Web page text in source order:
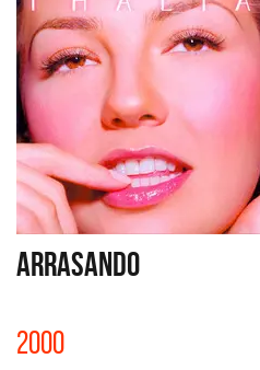
ARRASANDO
2000